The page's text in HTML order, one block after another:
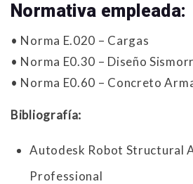
Normativa empleada:
• Norma E.020 – Cargas
• Norma E0.30 – Diseño
• Norma E0.60 – Concreto
Bibliografía:
Autodesk Robot Structural
Professional